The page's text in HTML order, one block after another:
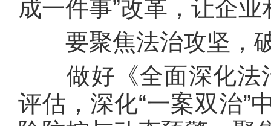
成一件事”改革，让企
要聚焦法治攻坚，
做好《全面深化法
评估，深化“一案双治”